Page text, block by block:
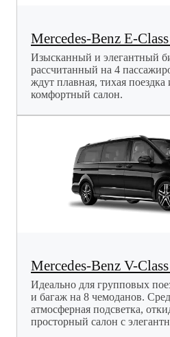
Mercedes-Benz E-
Изысканный и элегантный
рассчитанный на 4
ждут плавная, тихая поездка
комфортный салон.
Mercedes-Benz V-
Идеально для групповых
и багаж на 8 чемоданов.
атмосферная подсветка,
просторный салон с